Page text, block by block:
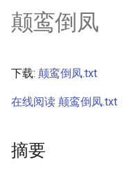
开
搜
索
其他信息 [Processed Page
颠鸾倒凤
下载: 颠鸾倒凤.txt
在线阅读 颠鸾倒凤.txt
摘要